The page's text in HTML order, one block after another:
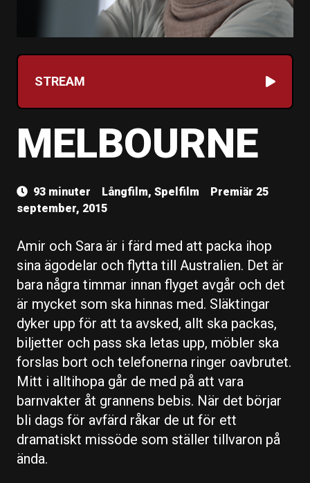
STREAM
MELBOURNE
93 minuter Långfilm, Spelfilm
Premiär 25
september, 2015
Amir och Sara är i färd med att packa ihop
sina ägodelar och flytta till Australien. Det är
bara några timmar innan flyget avgår och det
är mycket som ska hinnas med. Släktingar
dyker upp för att ta avsked, allt ska packas,
biljetter och pass ska letas upp, möbler ska
forslas bort och telefonerna ringer oavbrutet.
Mitt i alltihopa går de med på att vara
barnvakter åt grannens bebis. När det börjar
bli dags för avfärd råkar de ut för ett
dramatiskt missöde som ställer tillvaron på
ända.